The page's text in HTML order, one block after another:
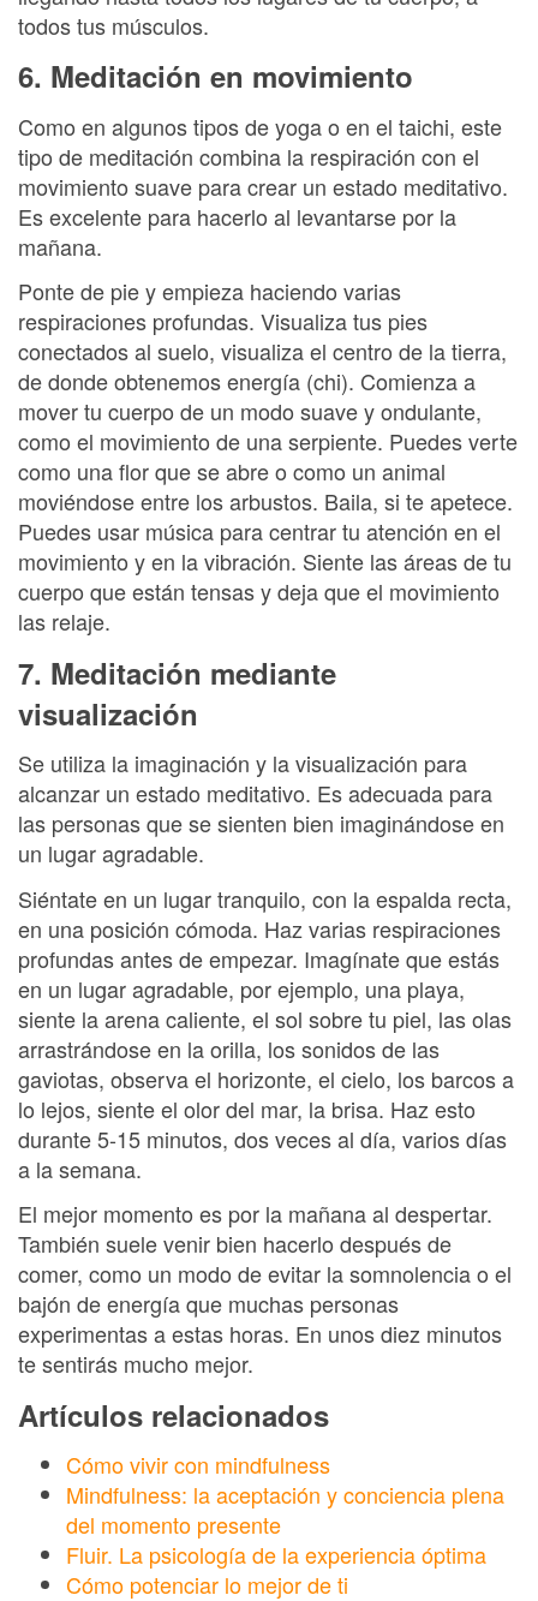
todos tus músculos.
6. Meditación en movimiento
Como en algunos tipos de yoga o en el taichi, este
tipo de meditación combina la respiración con el
movimiento suave para crear un estado meditativo.
Es excelente para hacerlo al levantarse por la
mañana.
Ponte de pie y empieza haciendo varias
respiraciones profundas. Visualiza tus pies
conectados al suelo, visualiza el centro de la tierra,
de donde obtenemos energía (chi). Comienza a
mover tu cuerpo de un modo suave y ondulante,
como el movimiento de una serpiente. Puedes verte
como una flor que se abre o como un animal
moviéndose entre los arbustos. Baila, si te apetece.
Puedes usar música para centrar tu atención en el
movimiento y en la vibración. Siente las áreas de tu
cuerpo que están tensas y deja que el movimiento
las relaje.
7. Meditación mediante
visualización
Se utiliza la imaginación y la visualización para
alcanzar un estado meditativo. Es adecuada para
las personas que se sienten bien imaginándose en
un lugar agradable.
Siéntate en un lugar tranquilo, con la espalda recta,
en una posición cómoda. Haz varias respiraciones
profundas antes de empezar. Imagínate que estás
en un lugar agradable, por ejemplo, una playa,
siente la arena caliente, el sol sobre tu piel, las olas
arrastrándose en la orilla, los sonidos de las
gaviotas, observa el horizonte, el cielo, los barcos a
lo lejos, siente el olor del mar, la brisa. Haz esto
durante 5-15 minutos, dos veces al día, varios días
a la semana.
El mejor momento es por la mañana al despertar.
También suele venir bien hacerlo después de
comer, como un modo de evitar la somnolencia o el
bajón de energía que muchas personas
experimentas a estas horas. En unos diez minutos
te sentirás mucho mejor.
Artículos relacionados
Cómo vivir con mindfulness
Mindfulness: la aceptación y conciencia plena
del momento presente
Fluir. La psicología de la experiencia óptima
Cómo potenciar lo mejor de ti